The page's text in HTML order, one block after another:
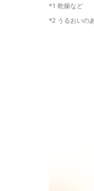
*1 乾燥など
*2 うるおいの